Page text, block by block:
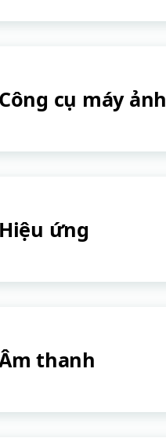
Công cụ máy ảnh
Hiệu ứng
thanh